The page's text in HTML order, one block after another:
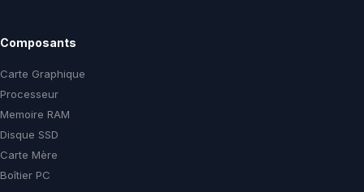
Composants
Carte Graphique
Processeur
Memoire RAM
Disque SSD
Carte Mère
Boîtier PC